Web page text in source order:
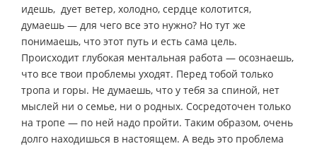
идешь, дует ветер, холодно, сердце колотится,
думаешь — для чего все это нужно? Но тут же
понимаешь, что этот путь и есть сама цель.
Происходит глубокая ментальная работа — осознаешь,
что все твои проблемы уходят. Перед тобой только
тропа и горы. Не думаешь, что у тебя за спиной, нет
мыслей ни о семье, ни о родных. Сосредоточен только
на тропе — по ней надо пройти. Таким образом, очень
долго находишься в настоящем. А ведь это проблема